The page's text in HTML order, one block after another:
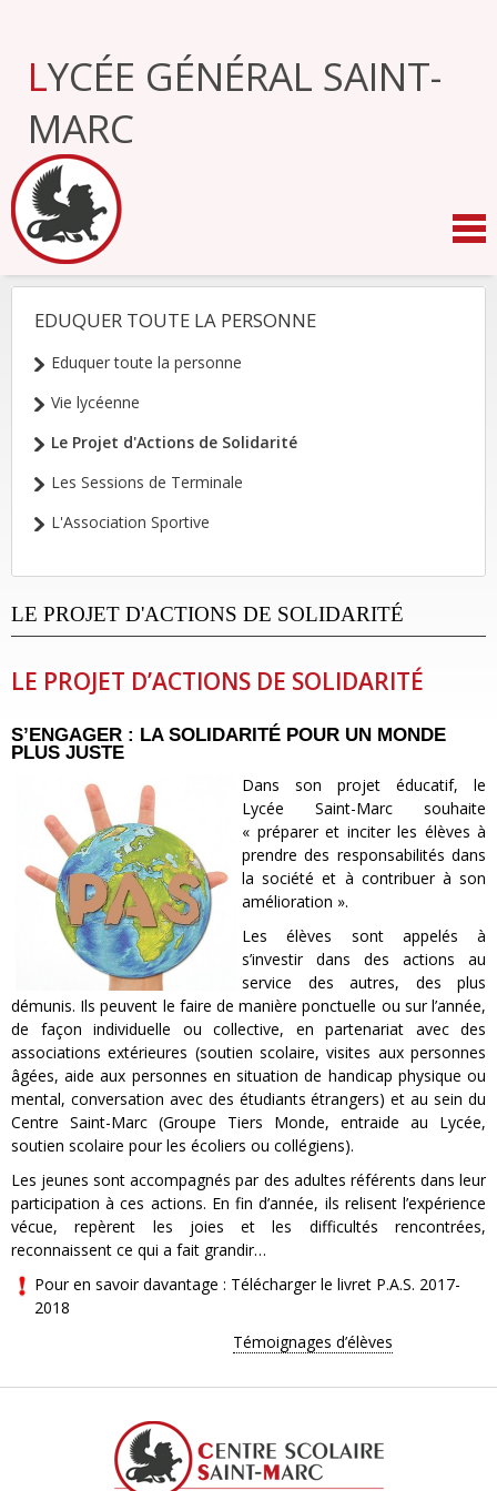
navigation
LYCÉE GÉNÉRAL SAINT-
MARC
NAVIGATION
EDUQUER TOUTE LA PERSONNE
Eduquer toute la personne
Vie lycéenne
Le Projet d'Actions de Solidarité
Les Sessions de Terminale
L'Association Sportive
LE PROJET D'ACTIONS DE SOLIDARITÉ
LE PROJET D’ACTIONS DE SOLIDARITÉ
S’ENGAGER : LA SOLIDARITÉ POUR UN MONDE
PLUS JUSTE
Dans son projet éducatif, le
Lycée Saint-Marc souhaite
« préparer et inciter les élèves à
prendre des responsabilités dans
la société et à contribuer à son
amélioration ».
Les élèves sont appelés à
s’investir dans des actions au
service des autres, des plus
démunis. Ils peuvent le faire de manière ponctuelle ou sur l’année,
de façon individuelle ou collective, en partenariat avec des
associations extérieures (soutien scolaire, visites aux personnes
âgées, aide aux personnes en situation de handicap physique ou
mental, conversation avec des étudiants étrangers) et au sein du
Centre Saint-Marc (Groupe Tiers Monde, entraide au Lycée,
soutien scolaire pour les écoliers ou collégiens).
Les jeunes sont accompagnés par des adultes référents dans leur
participation à ces actions. En fin d’année, ils relisent l’expérience
vécue, repèrent les joies et les difficultés rencontrées,
reconnaissent ce qui a fait grandir…
Pour en savoir davantage : Télécharger le livret P.A.S. 2017-
2018
Témoignages d’élèves